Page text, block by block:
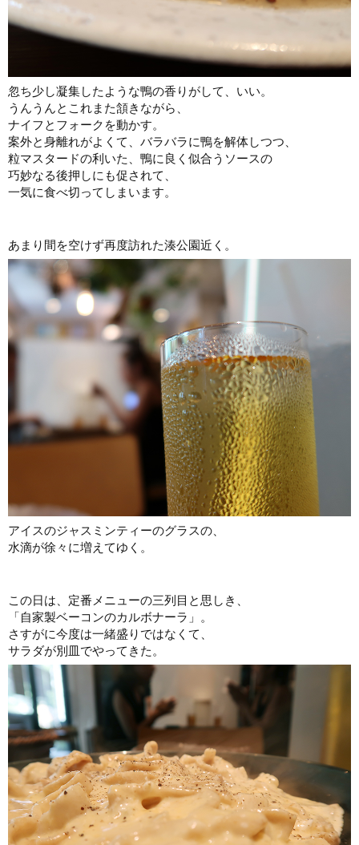
忽ち少し凝集したような鴨の香りがして、いい。
うんうんとこれまた頷きながら、
ナイフとフォークを動かす。
案外と身離れがよくて、バラバラに鴨を解体しつつ、
粒マスタードの利いた、鴨に良く似合うソースの
巧妙なる後押しにも促されて、
一気に食べ切ってしまいます。
あまり間を空けず再度訪れた湊公園近く。
アイスのジャスミンティーのグラスの、
水滴が徐々に増えてゆく。
この日は、定番メニューの三列目と思しき、
「自家製ベーコンのカルボナーラ」。
さすがに今度は一緒盛りではなくて、
サラダが別皿でやってきた。